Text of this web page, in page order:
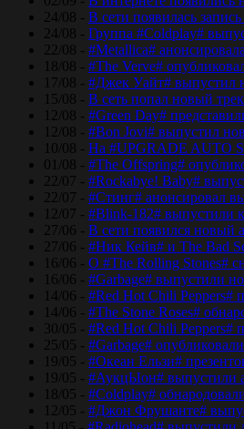
24/08 - В сети появилась
24/08 - Группа #Coldplay#
22/08 - #Metallica#
18/08 - #The Verve#
17/08 - #Джек Уайт# выпустил
15/08 - В сеть попал новый трек
12/08 - #Green Day#
12/08 - #Bon Jovi# выпустил
10/08 - На #UPGRADE AUTO
01/08 - #The Offspring#
22/07 - #Rockabye! Baby#
22/07 - #Стинг# анонсировал
12/07 - #Blink-182# выпустили
27/06 - В сети появился новый
27/06 - #Ник Кейв# и The Bad
16/06 - О #The Rolling Stones#
16/06 - #Garbage# выпустили
14/06 - #Red Hot Chili Peppers#
14/06 - #The Stone Roses#
30/05 - #Red Hot Chili Peppers#
25/05 - #Garbage#
19/05 - #Океан Ельзи#
19/05 - #АукцЫон# выпустили
18/05 - #Coldplay#
12/05 - #Джон Фрушанте#